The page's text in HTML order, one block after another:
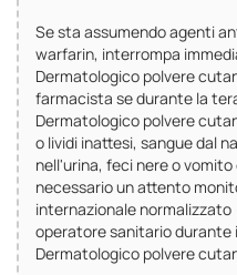
Se sta assumendo agenti
warfarin, interrompa
Dermatologico polvere
farmacista se durante la
Dermatologico polvere
o lividi inattesi, sangue dal
nell'urina, feci nere o
necessario un attento
internazionale normalizzato
operatore sanitario
Dermatologico polvere